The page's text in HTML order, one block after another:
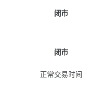
闭市
闭市
正常交易时间